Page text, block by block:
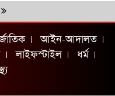
নাম জানিয়ে আর্জেন্টাইনদের
ব্রাজিলিয়ান কিংবদন্তি
গোষ্ঠীর মতো আচরণ করছে:
আইন-আদালত
লাইফস্টাইল
ধর্ম